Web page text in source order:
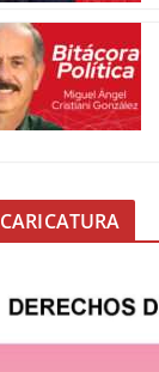
CARICATURA